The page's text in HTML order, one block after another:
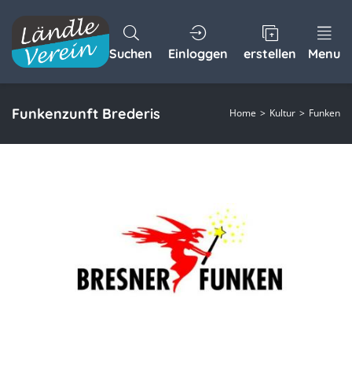
Suchen Einloggen erstellen Menu
Funkenzunft Brederis Home Kultur Funken